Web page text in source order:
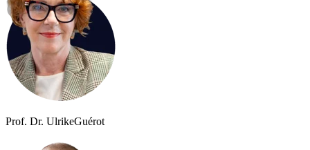
Prof. Dr. UlrikeGuérot